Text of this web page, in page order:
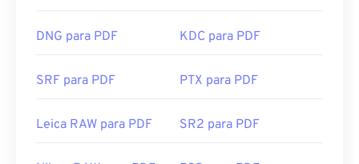
DNG para PDF KDC para PDF
SRF para PDF PTX para PDF
Leica RAW para PDF SR2 para PDF